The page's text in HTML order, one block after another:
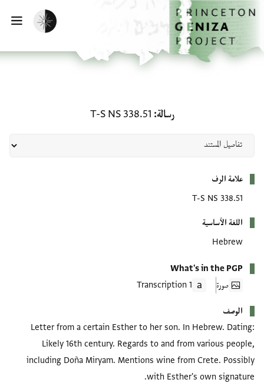
إلى المحتوى الرئيسي
الرئيسية
تفعيل الوضع المظلم
رسالة T-S NS 338.51
علامة الرف
T-S NS 338.51
اللغة الأساسية
Hebrew
What's in the PGP
صورة
1 Transcription
الوصف
Letter from a certain Esther to her son. In Hebrew. Dating:
Likely 16th century. Regards to and from various people,
including Doña Miryam. Mentions wine from Crete. Possibly
with Esther's own signature.